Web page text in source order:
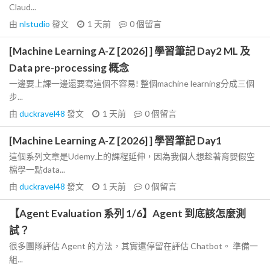
Claud...
由 nlstudio 發文 1 天前 0個留言
[Machine Learning A-Z [2026] ] 學習筆記 Day2 ML 及
Data pre-processing 概念
一邊要上課一邊還要寫這個不容易! 整個machine learning分成三個
步...
由 duckravel48 發文 1 天前 0個留言
[Machine Learning A-Z [2026] ] 學習筆記 Day1
這個系列文章是Udemy上的課程延伸，因為我個人想趁著育嬰假空
檔學一點data...
由 duckravel48 發文 1 天前 0個留言
【Agent Evaluation 系列 1/6】Agent 到底該怎麼測
試？
很多團隊評估 Agent 的方法，其實還停留在評估 Chatbot。 準備一
組...